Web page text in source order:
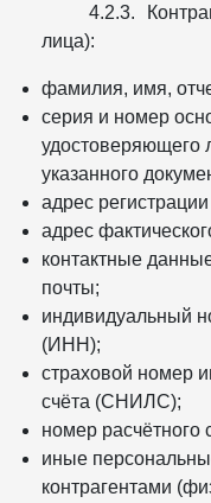
4.2.3.
лица):
фамилия, имя,
серия и номер
удостоверяющего
указанного
адрес
адрес
контактные
почты;
индивидуальный
(ИНН);
страховой номер
счёта (СНИЛС);
номер расчётного
иные
контрагентами